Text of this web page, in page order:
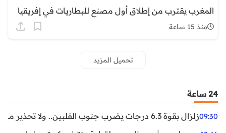
المغرب يقترب من إطلاق أول مصنع للبطاريات في إفريقيا
منذ 15 ساعة
تحميل المزيد
24 ساعة
09:30زلزال بقوة 6.3 درجات يضرب جنوب الفلبين.. ولا تحذير من تسونامي حتى الآن